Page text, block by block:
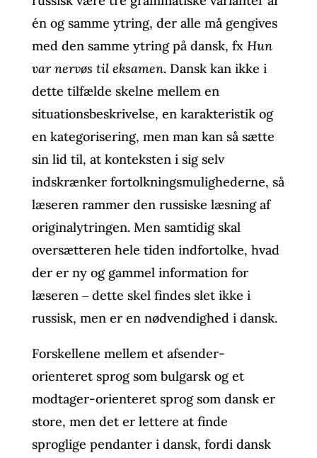
én og samme ytring, der alle må gengives
med den samme ytring på dansk, fx Hun
var nervøs til eksamen. Dansk kan ikke i
dette tilfælde skelne mellem en
situationsbeskrivelse, en karakteristik og
en kategorisering, men man kan så sætte
sin lid til, at konteksten i sig selv
indskrænker fortolkningsmulighederne, så
læseren rammer den russiske læsning af
originalytringen. Men samtidig skal
oversætteren hele tiden indfortolke, hvad
der er ny og gammel information for
læseren ‒ dette skel findes slet ikke i
russisk, men er en nødvendighed i dansk.
Forskellene mellem et afsender-
orienteret sprog som bulgarsk og et
modtager-orienteret sprog som dansk er
store, men det er lettere at finde
sproglige pendanter i dansk, fordi dansk